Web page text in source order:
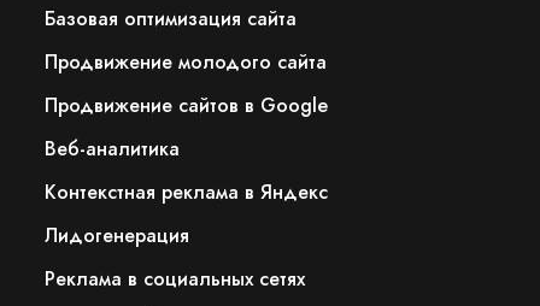
Базовая оптимизация сайта
Продвижение молодого сайта
Продвижение сайтов в Google
Веб-аналитика
Контекстная реклама в Яндекс
Лидогенерация
Реклама в социальных сетях